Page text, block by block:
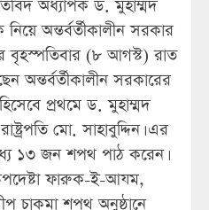
অধ্যাপক ড. মুহাম্মদ
অন্তর্বর্তীকালীন সরকার
বৃহস্পতিবার (৮ আগস্ট) রাত
অন্তর্বর্তীকালীন সরকারের
হিসেবে প্রথমে ড. মুহাম্মদ
মো. সাহাবুদ্দিন। এর
১৩ জন শপথ পাঠ করেন।
ফারুক-ই-আযম,
চাকমা শপথ অনুষ্ঠানে